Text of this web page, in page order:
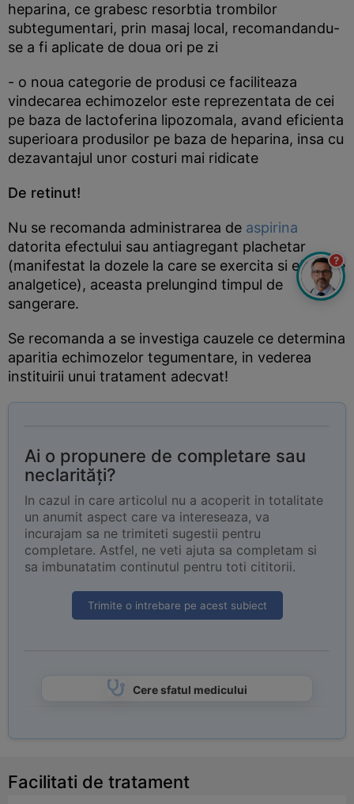
heparina, ce grabesc resorbtia trombilor
subtegumentari, prin masaj local, recomandandu-
se a fi aplicate de doua ori pe zi
- o noua categorie de produsi ce faciliteaza
vindecarea echimozelor este reprezentata de cei
pe baza de lactoferina lipozomala, avand eficienta
superioara produsilor pe baza de heparina, insa cu
dezavantajul unor costuri mai ridicate
De retinut!
Nu se recomanda administrarea de aspirina
datorita efectului sau antiagregant plachetar
(manifestat la dozele la care se exercita si efectele
analgetice), aceasta prelungind timpul de
sangerare.
Se recomanda a se investiga cauzele ce determina
aparitia echimozelor tegumentare, in vederea
instituirii unui tratament adecvat!
Ai o propunere de completare sau
neclarități?
In cazul in care articolul nu a acoperit in totalitate
un anumit aspect care va intereseaza, va
incurajam sa ne trimiteti sugestii pentru
completare. Astfel, ne veti ajuta sa completam si
sa imbunatatim continutul pentru toti cititorii.
Trimite o intrebare pe acest subiect
Cere sfatul medicului
Facilitati de tratament
?